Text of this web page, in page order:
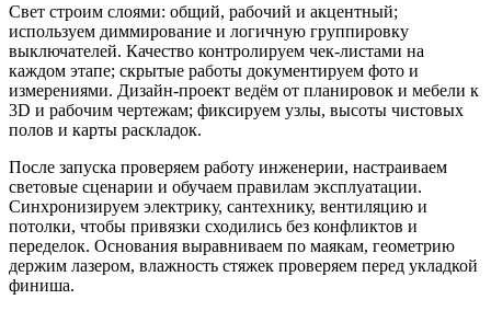
Свет строим слоями: общий, рабочий и акцентный;
используем диммирование и логичную группировку
выключателей. Качество контролируем чек-листами на
каждом этапе; скрытые работы документируем фото и
измерениями. Дизайн-проект ведём от планировок и мебели к
3D и рабочим чертежам; фиксируем узлы, высоты чистовых
полов и карты раскладок.
После запуска проверяем работу инженерии, настраиваем
световые сценарии и обучаем правилам эксплуатации.
Синхронизируем электрику, сантехнику, вентиляцию и
потолки, чтобы привязки сходились без конфликтов и
переделок. Основания выравниваем по маякам, геометрию
держим лазером, влажность стяжек проверяем перед укладкой
финиша.